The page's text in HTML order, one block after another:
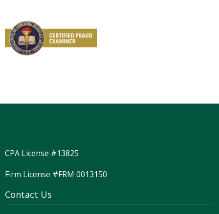
CPA License #13825
Firm License #FRM 0013150
Contact Us